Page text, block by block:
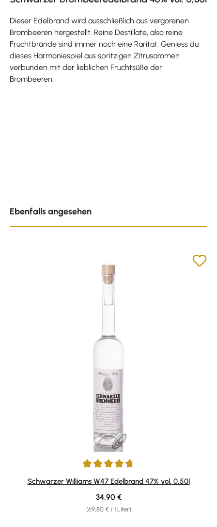
Dieser Edelbrand wird ausschließlich aus vergorenen
Brombeeren hergestellt. Reine Destillate, also reine
Fruchtbrände sind immer noch eine Rarität. Geniess du
dieses Harmoniespiel aus spritzigen Zitrusaromen
verbunden mit der lieblichen Fruchtsüße der
Brombeeren.
Ebenfalls angesehen
Durchschnittliche Bewertung von 4.83 von 5 Sternen
Schwarzer Williams W47 Edelbrand 47% vol. 0,50l
(69,80 € / 1 Liter)
Regulärer Preis:
34,90 €